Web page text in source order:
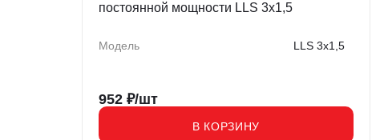
постоянной мощности LLS 3х1,5
Модель LLS 3х1,5
952 ₽/шт
В КОРЗИНУ